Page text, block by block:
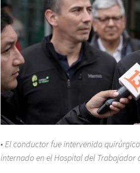
• El conductor fue intervenido
internado en el Hospital del Trabajador